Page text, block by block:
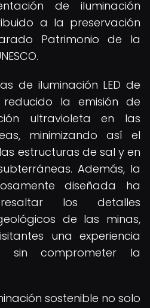
de iluminación
a la preservación
Patrimonio de la
de iluminación LED de
la emisión de
ultravioleta en las
minimizando así el
estructuras de sal y en
Además, la
diseñada ha
los detalles
de las minas,
una experiencia
sin comprometer la
sostenible no solo